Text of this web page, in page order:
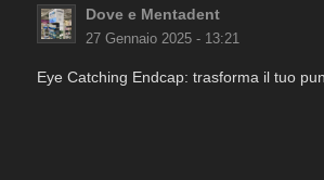
Dove e Mentadent
27 Gennaio 2025 - 13:21
Eye Catching Endcap: trasforma il tuo